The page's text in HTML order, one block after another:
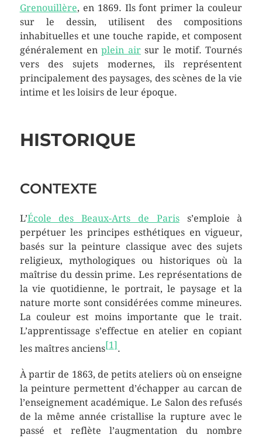
Grenouillère, en 1869. Ils font primer la couleur
sur le dessin, utilisent des compositions
inhabituelles et une touche rapide, et composent
généralement enplein airsur le motif. Tournés
vers des sujets modernes, ils représentent
principalement des paysages, des scènes de la vie
intime et les loisirs de leur époque.
HISTORIQUE
CONTEXTE
L’École des Beaux-Arts de Pariss’emploie à
perpétuer les principes esthétiques en vigueur,
basés sur la peinture classique avec des sujets
religieux, mythologiques ou historiques où la
maîtrise du dessin prime. Les représentations de
la vie quotidienne, le portrait, le paysage et la
nature morte sont considérées comme mineures.
La couleur est moins importante que le trait.
L’apprentissage s’effectue en atelier en copiant
les maîtres anciens[1].
À partir de 1863, de petits ateliers où on enseigne
la peinture permettent d’échapper au carcan de
l’enseignement académique. Le Salon des refusés
de la même année cristallise la rupture avec le
passé et reflète l’augmentation du nombre